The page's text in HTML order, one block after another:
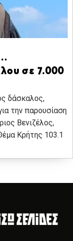
σε 7.000
δάσκαλος,
την παρουσίαση
Βενιζέλος,
Κρήτης 103.1